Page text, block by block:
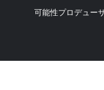
可能性プロデュー